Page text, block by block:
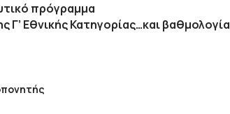
πρόγραμμα
Εθνικής Κατηγορίας…και βαθμολογία